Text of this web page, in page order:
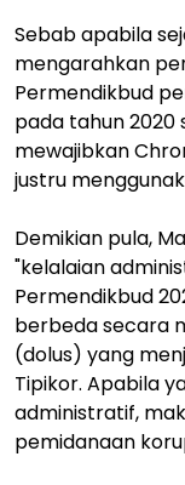
Sebab apabila
mengarahkan
Permendikbud
pada tahun 2020
mewajibkan
justru
Demikian pula,
"kelalaian
Permendikbud
berbeda secara
(dolus) yang
Tipikor. Apabila
administratif,
pemidanaan